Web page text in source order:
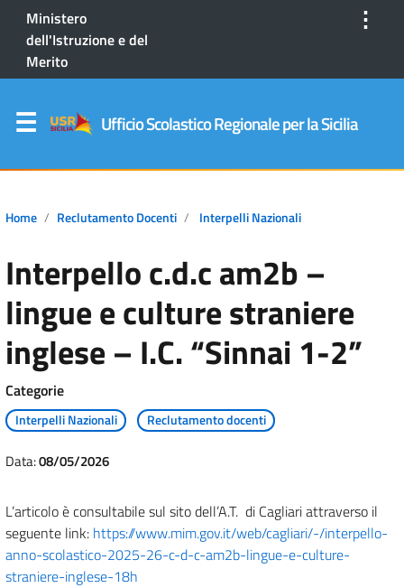
Ministero
dell'Istruzione e del
Merito
⋮
Ufficio Scolastico Regionale per la Sicilia
Home Reclutamento Docenti Interpelli Nazionali
Interpello c.d.c am2b –
lingue e culture straniere
inglese – I.C. “Sinnai 1-2”
Categorie
Interpelli Nazionali Reclutamento docenti
Data:08/05/2026
L’articolo è consultabile sul sito dell’A.T. di Cagliari attraverso il
seguente link: https://www.mim.gov.it/web/cagliari/-/interpello-
anno-scolastico-2025-26-c-d-c-am2b-lingue-e-culture-
straniere-inglese-18h